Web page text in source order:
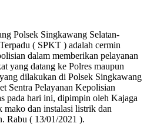
Polsek Singkawang Selatan-
( SPKT ) adalah cermin
dalam memberikan pelayanan
yang datang ke Polres maupun
dilakukan di Polsek Singkawang
Sentra Pelayanan Kepolisian
pada hari ini, dipimpin oleh Kajaga
dan instalasi listrik dan
Rabu ( 13/01/2021 ).